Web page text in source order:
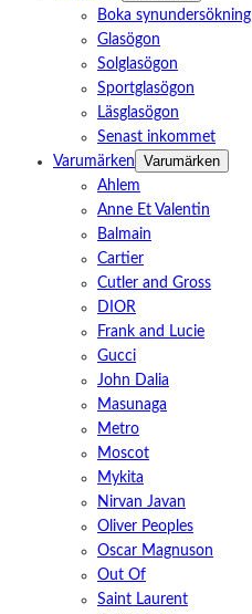
Boka synundersökning
Glasögon
Solglasögon
Sportglasögon
Läsglasögon
Senast inkommet
Varumärken
Varumärken
Ahlem
Anne Et Valentin
Balmain
Cartier
Cutler and Gross
DIOR
Frank and Lucie
Gucci
John Dalia
Masunaga
Metro
Moscot
Mykita
Nirvan Javan
Oliver Peoples
Oscar Magnuson
Out Of
Saint Laurent